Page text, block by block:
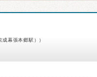
幕張本郷駅））